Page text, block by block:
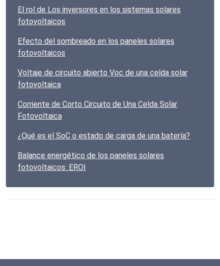
El rol de Los inversores en los sistemas solares
fotovoltaicos
Efecto del sombreado en los paneles solares
fotovoltaicos
Voltaje de circuito abierto Voc de una celda solar
fotovoltaica
Corriente de Corto Circuito de Una Celda Solar
Fotovoltaica
¿Qué es el SoC o estado de carga de una batería?
Balance energético de los paneles solares
fotovoltaicos: EROI